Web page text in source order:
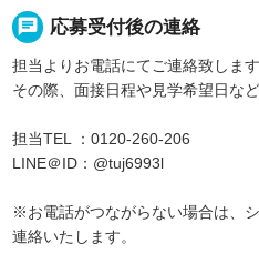
chat 応募受付後の連絡
担当よりお電話にてご連絡致します
その際、面接日程や見学希望日な
担当TEL ：0120-260-206
LINE＠ID：@tuj6993l
※お電話がつながらない場合は、
連絡いたします。